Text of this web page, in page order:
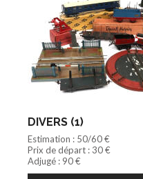
DIVERS (1)
Estimation : 50/60 €
Prix de départ : 30 €
Adjugé : 90 €